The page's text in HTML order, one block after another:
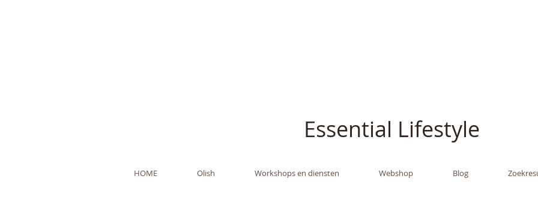
Essential Lifestyle
HOME Olish Workshops en diensten Webshop Blog